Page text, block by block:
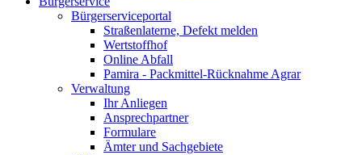
Bürgerserviceportal
Straßenlaterne, Defekt melden
Wertstoffhof
Online Abfall
Pamira - Packmittel-Rücknahme Agrar
Verwaltung
Ihr Anliegen
Ansprechpartner
Formulare
Ämter und Sachgebiete